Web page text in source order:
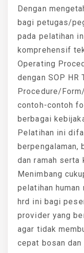
Dengan
bagi petugas/
pada pelatihan
komprehensif
Operating
dengan SOP HR
Procedure/
contoh-contoh
berbagai
Pelatihan ini
berpengalaman,
dan ramah serta
Menimbang
pelatihan
hrd ini bagi
provider yang
agar tidak
cepat bosan dan